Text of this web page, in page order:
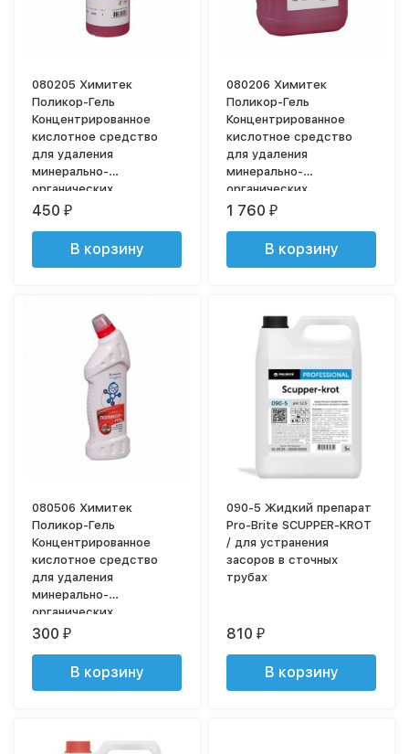
080205 Химитек
Поликор-Гель
Концентрированное
кислотное средство
для удаления
минерально-
органических
загрязнений 1 л
450₽
В корзину
080206 Химитек
Поликор-Гель
Концентрированное
кислотное средство
для удаления
минерально-
органических
загрязнений 5 л
1 760₽
В корзину
080506 Химитек
Поликор-Гель
Концентрированное
кислотное средство
для удаления
минерально-
органических
загрязнений 0,75 л
300₽
В корзину
090-5 Жидкий препарат
Pro-Brite SCUPPER-KROT
/ для устранения
засоров в сточных
трубах
810₽
В корзину